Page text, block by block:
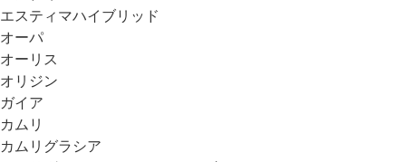
エスティマハイブリッド
オーパ
オーリス
オリジン
ガイア
カムリ
カムリグラシア